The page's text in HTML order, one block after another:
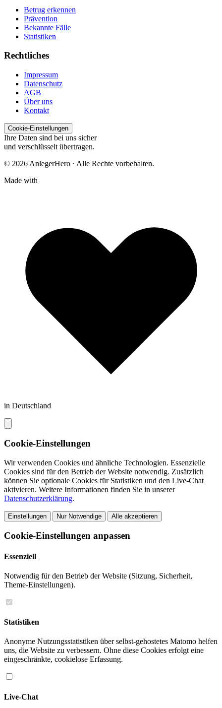
Betrug erkennen
Prävention
Bekannte Fälle
Statistiken
Rechtliches
Impressum
Datenschutz
AGB
Über uns
Kontakt
Cookie-Einstellungen
Ihre Daten sind bei uns sicher
und verschlüsselt übertragen.
© 2026 AnlegerHero · Alle Rechte vorbehalten.
Made with
in Deutschland
Cookie-Einstellungen
Wir verwenden Cookies und ähnliche Technologien. Essenzielle
Cookies sind für den Betrieb der Website notwendig. Zusätzlich
können Sie optionale Cookies für Statistiken und den Live-Chat
aktivieren. Weitere Informationen finden Sie in unserer
Datenschutzerklärung.
Einstellungen Nur Notwendige Alle akzeptieren
Cookie-Einstellungen anpassen
Essenziell
Notwendig für den Betrieb der Website (Sitzung, Sicherheit,
Theme-Einstellungen).
Statistiken
Anonyme Nutzungsstatistiken über selbst-gehostetes Matomo helfen
uns, die Website zu verbessern. Ohne diese Cookies erfolgt eine
eingeschränkte, cookielose Erfassung.
Live-Chat